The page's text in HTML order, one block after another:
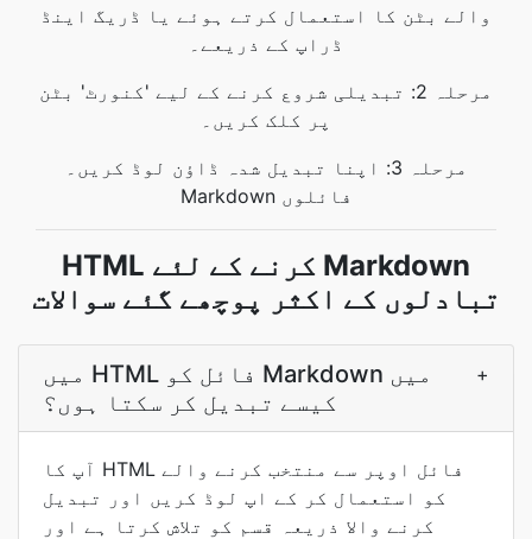
والے بٹن کا استعمال کرتے ہوئے یا ڈریگ اینڈ
ڈراپ کے ذریعے۔
مرحلہ 2: تبدیلی شروع کرنے کے لیے 'کنورٹ' بٹن
پر کلک کریں۔
مرحلہ 3: اپنا تبدیل شدہ ڈاؤن لوڈ کریں۔
Markdown فائلوں
HTML کرنے کے لئے Markdown
تبادلوں کے اکثر پوچھے گئے سوالات
میں HTML فائل کو Markdown میں
کیسے تبدیل کر سکتا ہوں؟
+
آپ کا HTML فائل اوپر سے منتخب کرنے والے
کو استعمال کر کے اپ لوڈ کریں اور تبدیل
کرنے والا ذريعہ قسم کو تلاش کرتا ہے اور